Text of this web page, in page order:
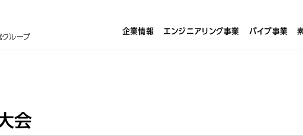
企業情報 エンジニアリング事業 パイプ事業
会